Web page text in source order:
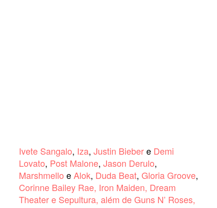
Ivete Sangalo, Iza, Justin Biebere Demi
Lovato, Post Malone, Jason Derulo,
Marshmello eAlok, Duda Beat, Gloria Groove,
Corinne Bailey Rae, Iron Maiden, Dream
Theater e Sepultura, além de Guns N’ Roses,